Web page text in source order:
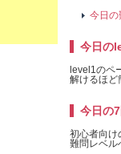
今日
今日の
level1のペ
解けるほど
今日の
初心者向け
難問レベル